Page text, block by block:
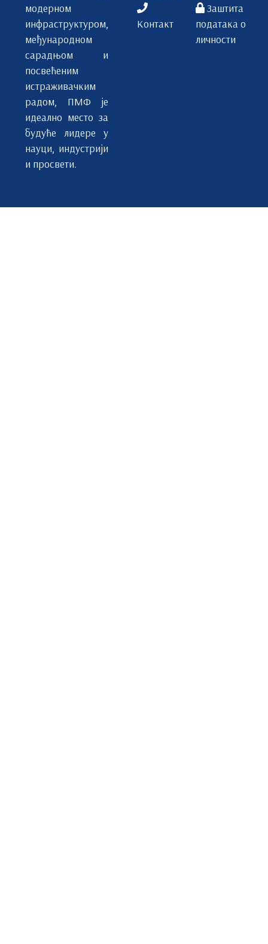
ИБ
ДСХ603
модерном
инфраструктуром,
међународном
сарадњом и
посвећеним
истраживачким
радом, ПМФ је
идеално место за
будуће лидере у
науци, индустрији
и просвети.
Контакт
Заштита
података о
личности